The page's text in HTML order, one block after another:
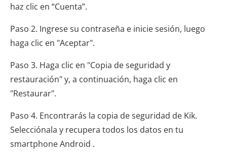
haz clic en “Cuenta”.
Paso 2. Ingrese su contraseña e inicie sesión, luego
haga clic en "Aceptar".
Paso 3. Haga clic en "Copia de seguridad y
restauración" y, a continuación, haga clic en
"Restaurar".
Paso 4. Encontrarás la copia de seguridad de Kik.
Selecciónala y recupera todos los datos en tu
smartphone Android .